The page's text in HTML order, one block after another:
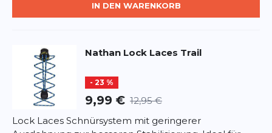
IN DEN WARENKORB
Nathan Lock Laces Trail
- 23 %
9,99 € 12,95 €
Lock Laces Schnürsystem mit geringerer